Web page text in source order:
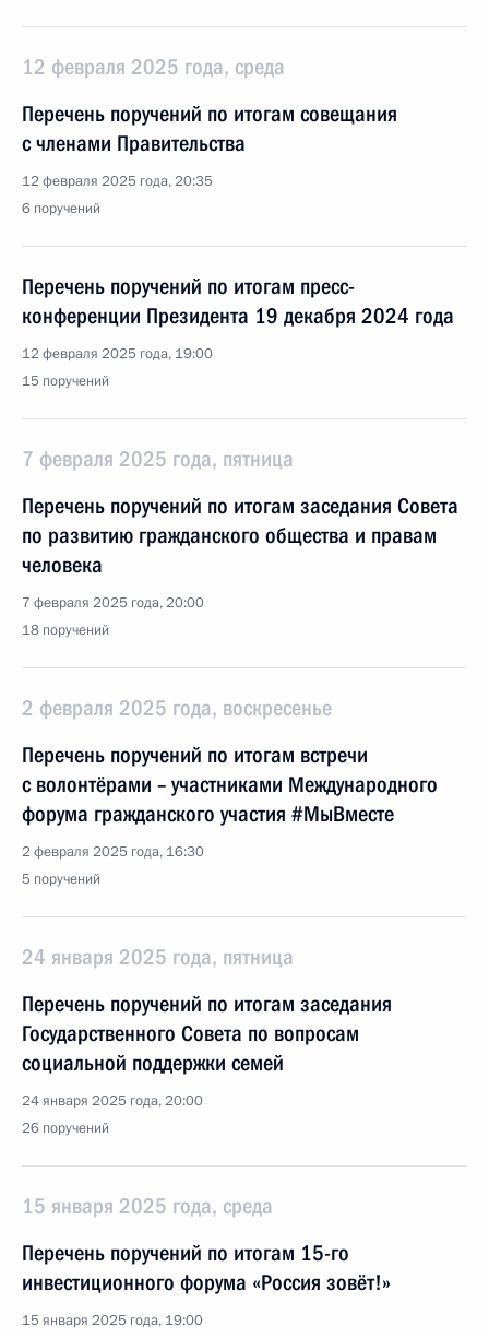
12 февраля 2025 года, среда
Перечень поручений по итогам совещания
с членами Правительства
12 февраля 2025 года, 20:35
6 поручений
Перечень поручений по итогам пресс-
конференции Президента 19 декабря 2024 года
12 февраля 2025 года, 19:00
15 поручений
7 февраля 2025 года, пятница
Перечень поручений по итогам заседания Совета
по развитию гражданского общества и правам
человека
7 февраля 2025 года, 20:00
18 поручений
2 февраля 2025 года, воскресенье
Перечень поручений по итогам встречи
с волонтёрами – участниками Международного
форума гражданского участия #МыВместе
2 февраля 2025 года, 16:30
5 поручений
24 января 2025 года, пятница
Перечень поручений по итогам заседания
Государственного Совета по вопросам
социальной поддержки семей
24 января 2025 года, 20:00
26 поручений
15 января 2025 года, среда
Перечень поручений по итогам 15-го
инвестиционного форума «Россия зовёт!»
15 января 2025 года, 19:00